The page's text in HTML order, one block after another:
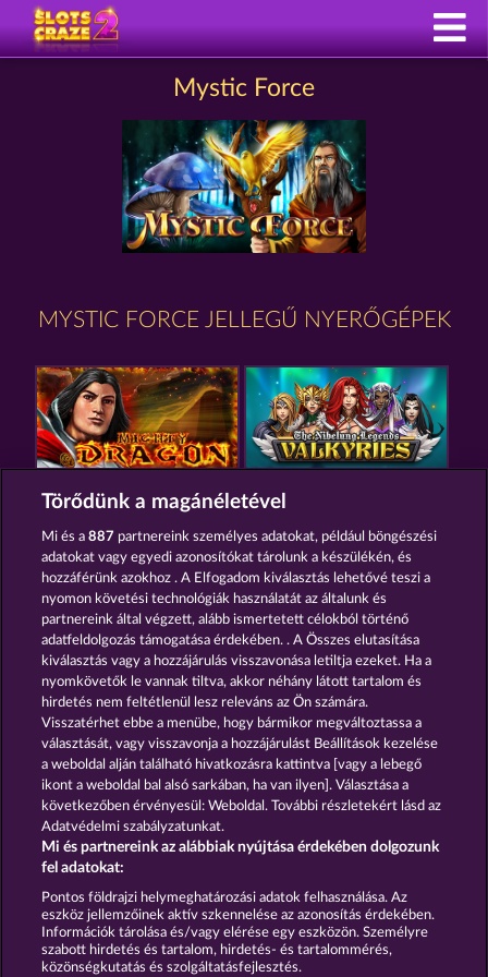
Mystic Force
MYSTIC FORCE JELLEGŰ NYERŐGÉPEK
MIGHTY DRAGON
CRYSTAL BALL PHANTOMS MIRROR
Részvételi feltételek
Adatkezelési tájékoztató Impresszum
A cég GYIK
Törődünk a magánéletével
Mi és a887 partnereink személyes adatokat, például böngészési
adatokat vagy egyedi azonosítókat tárolunk a készülékén, és
hozzáférünk azokhoz . A Elfogadom kiválasztás lehetővé teszi a
nyomon követési technológiák használatát az általunk és
partnereink által végzett, alább ismertetett célokból történő
adatfeldolgozás támogatása érdekében. . A Összes elutasítása
kiválasztás vagy a hozzájárulás visszavonása letiltja ezeket. Ha a
nyomkövetők le vannak tiltva, akkor néhány látott tartalom és
hirdetés nem feltétlenül lesz releváns az Ön számára.
Visszatérhet ebbe a menübe, hogy bármikor megváltoztassa a
választását, vagy visszavonja a hozzájárulást Beállítások kezelése
a weboldal alján található hivatkozásra kattintva [vagy a lebegő
ikont a weboldal bal alsó sarkában, ha van ilyen]. Választása a
következőben érvényesül: Weboldal. További részletekért lásd az
Adatvédelmi szabályzatunkat.
Mi és partnereink az alábbiak nyújtása érdekében dolgozunk
fel adatokat:
Pontos földrajzi helymeghatározási adatok felhasználása. Az
eszköz jellemzőinek aktív szkennelése az azonosítás érdekében.
Információk tárolása és/vagy elérése egy eszközön. Személyre
szabott hirdetés és tartalom, hirdetés- és tartalommérés,
közönségkutatás és szolgáltatásfejlesztés.